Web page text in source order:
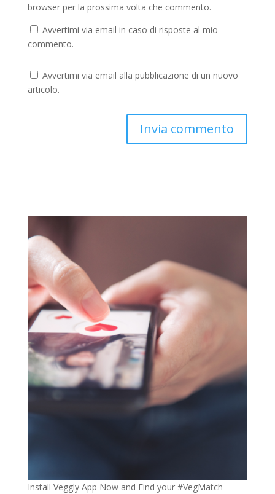
browser per la prossima volta che commento.
Avvertimi via email in caso di risposte al mio
commento.
Avvertimi via email alla pubblicazione di un nuovo
articolo.
Install Veggly App Now and Find your #VegMatch